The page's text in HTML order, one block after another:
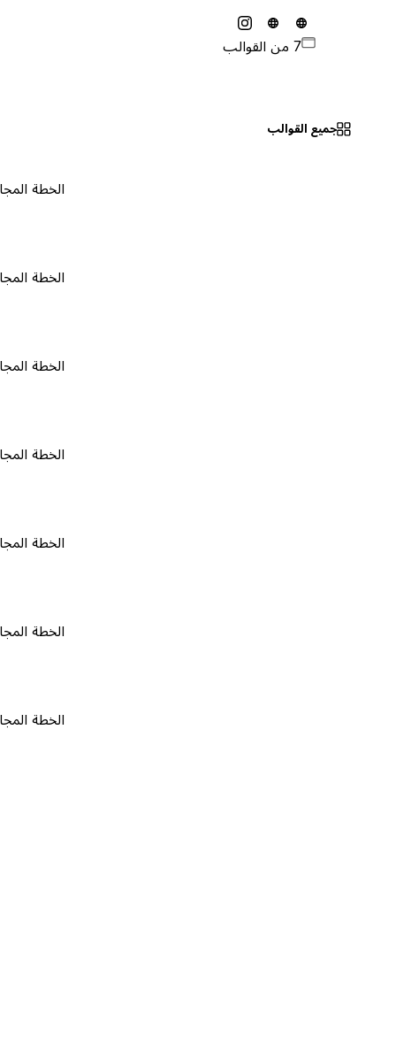
جميع القوالب
الخطة المجانية ٠
الخطة المجانية ٠
الخطة المجانية ٠
الخطة المجانية ٠
الخطة المجانية ٠
الخطة المجانية ٠
الخطة المجانية ٠